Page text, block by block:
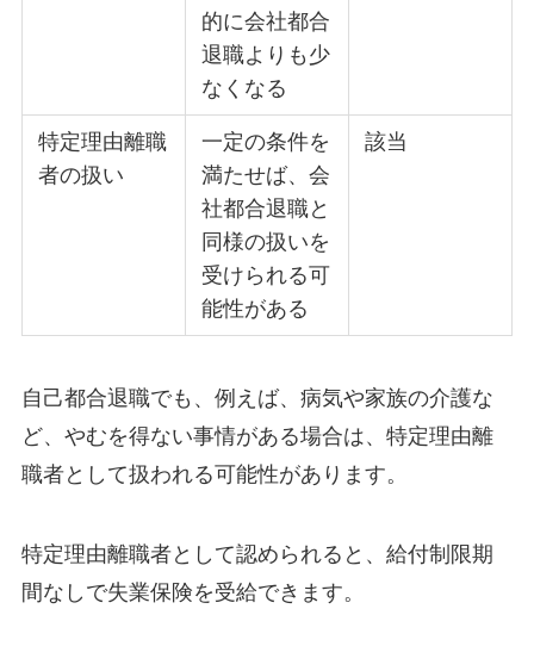
的に会社都合
退職よりも少
なくなる
特定理由離職
者の扱い
一定の条件を
満たせば、会
社都合退職と
同様の扱いを
受けられる可
能性がある
該当
自己都合退職でも、例えば、病気や家族の介護な
ど、やむを得ない事情がある場合は、特定理由離
職者として扱われる可能性があります。
特定理由離職者として認められると、給付制限期
間なしで失業保険を受給できます。